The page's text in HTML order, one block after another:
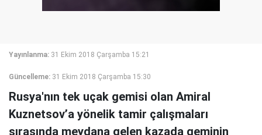
Yayınlanma: 31 Ekim 2018 Çarşamba 15:21
Güncelleme: 31 Ekim 2018 Çarşamba 15:30
Rusya'nın tek uçak gemisi olan Amiral
Kuznetsov’a yönelik tamir çalışmaları
sırasında meydana gelen kazada geminin